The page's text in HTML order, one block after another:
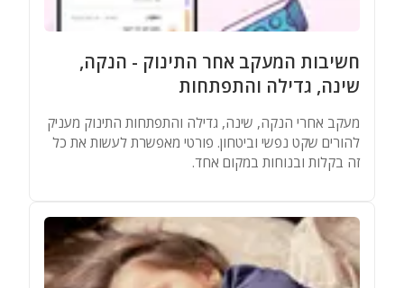
מאגר שמות
מחשבונים
חשיבות המעקב אחר התינוק - הנקה,
שינה, גדילה והתפתחות
מעקב אחרי הנקה, שינה, גדילה והתפתחות התינוק מעניק
להורים שקט נפשי וביטחון. פורטי מאפשרת לעשות את כל
זה בקלות ובנוחות במקום אחד.